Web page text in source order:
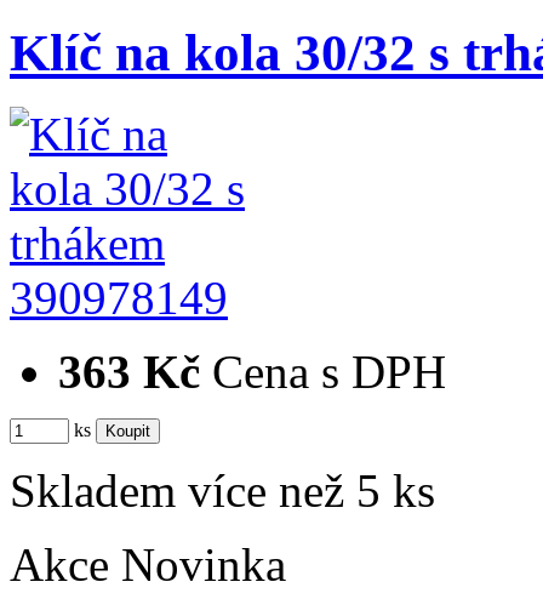
Klíč na kola 30/32 s
390978149
363 Kč Cena s DPH
ks
Skladem více než 5 ks
Akce Novinka